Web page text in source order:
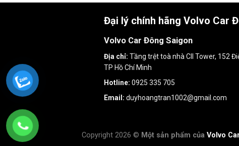
Đại lý chính hãng Volvo Car
Volvo Car Đông Saigon
Địa chỉ: Tầng trệt toà nhà CII Tower, 152
TP Hồ Chí Minh
Hotline: 0925 335 705
Email: duyhoangtran1002@gmail.com
Copyright 2026 © Một sản phẩm của Volvo